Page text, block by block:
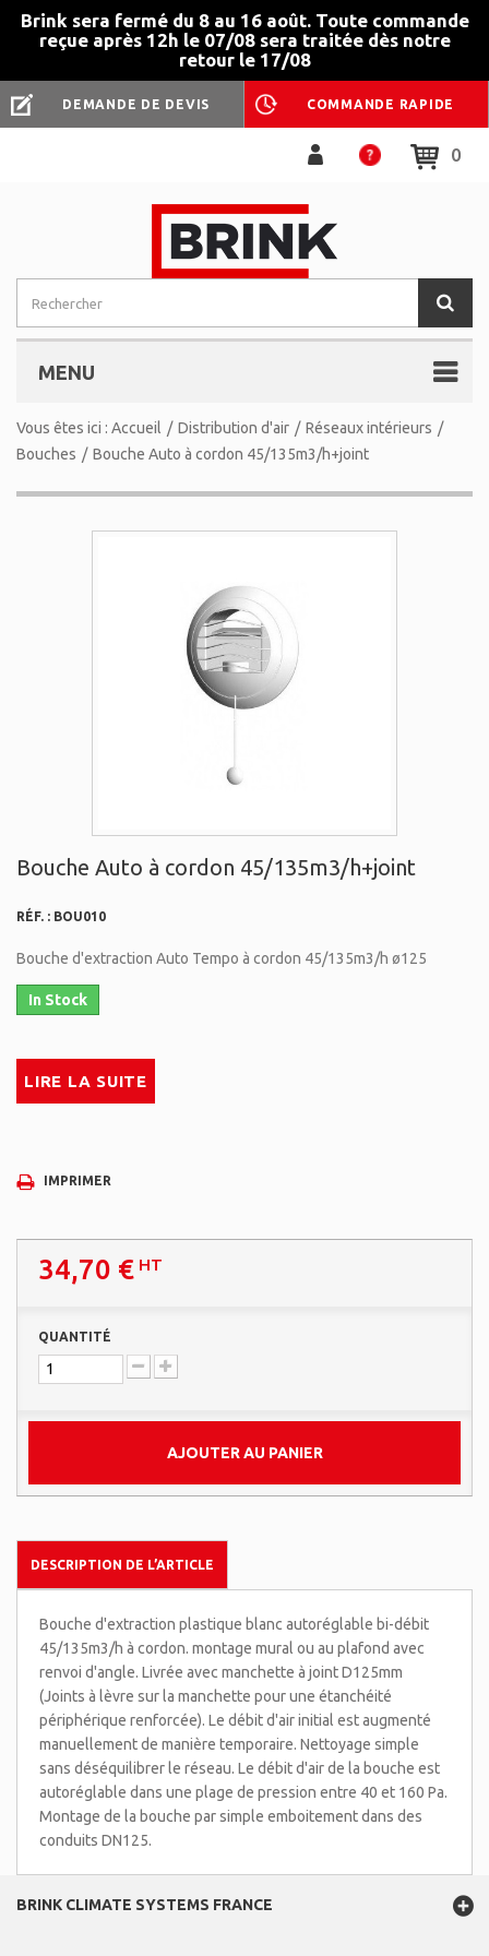
Brink sera fermé du 8 au 16 août. Toute commande
reçue après 12h le 07/08 sera traitée dès notre
retour le 17/08
DEMANDE DE DEVIS COMMANDE RAPIDE
0
MENU
Vous êtes ici : Accueil / Distribution d'air / Réseaux intérieurs /
Bouches / Bouche Auto à cordon 45/135m3/h+joint
Bouche Auto à cordon 45/135m3/h+joint
RÉF. : BOU010
Bouche d'extraction Auto Tempo à cordon 45/135m3/h ø125
In Stock
LIRE LA SUITE
IMPRIMER
34,70 € HT
QUANTITÉ
AJOUTER AU PANIER
DESCRIPTION DE L’ARTICLE
Bouche d'extraction plastique blanc autoréglable bi-débit
45/135m3/h à cordon. montage mural ou au plafond avec
renvoi d'angle. Livrée avec manchette à joint D125mm
(Joints à lèvre sur la manchette pour une étanchéité
périphérique renforcée). Le débit d'air initial est augmenté
manuellement de manière temporaire. Nettoyage simple
sans déséquilibrer le réseau. Le débit d'air de la bouche est
autoréglable dans une plage de pression entre 40 et 160 Pa.
Montage de la bouche par simple emboitement dans des
conduits DN125.
BRINK CLIMATE SYSTEMS FRANCE